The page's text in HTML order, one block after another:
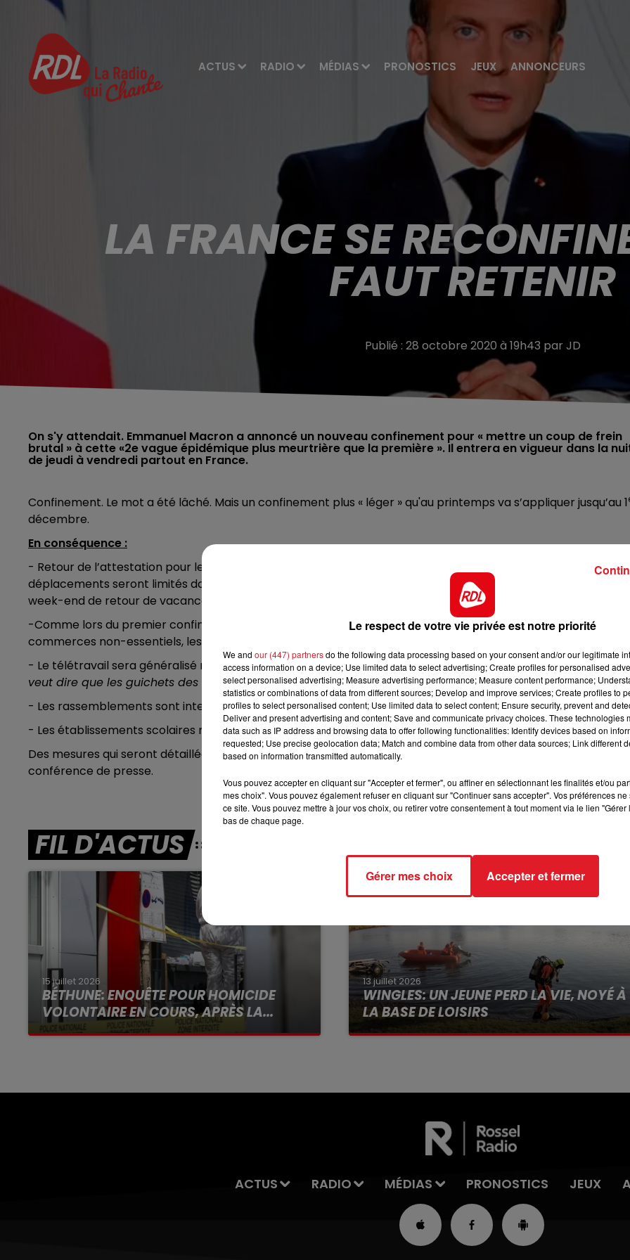
ACTUS RADIO MÉDIAS PRONOSTICS JEUX ANNONCEURS
7h00 - 10h00
DEBOUT C'EST L'HEURE RDL & VOUS
LA FRANCE SE
FAUT RETENIR
Publié : 28 octobre 2020 à 19h43 par JD
On s'y attendait. Emmanuel Macron a annoncé un nouveau confinement pour « mettre un coup de frein
brutal » à cette «2e vague épidémique plus meurtrière que la première ». Il entrera en vigueur dans la
de jeudi à vendredi partout en France.
Confinement. Le mot a été lâché. Mais un confinement plus « léger » qu'au printemps va s’appliquer jusqu’au 1
décembre.
En conséquence :
- Retour de l’attestation pour les déplacements. (Une individuelle, une employeur, et une pour les écoles).
déplacements seront limités dans un périmètre d’1km interdits entre les régions. Il y aura une tolérance pour
week-end de retour de vacances de la Toussaint.
-Comme lors du premier confinement, les établissements recevant du public ferment, comme les
commerces non-essentiels, les restaurants et les bars. Ils pourront continuer à livrer.
- Le télétravail sera généralisé mais'l'activité continuera avec plus d'intensité"qu'en mars et avril,"ce qui
veut dire que les guichets des services publics resteront ouverts"
- Les rassemblements sont interdits, mais les Ehpad et les maisons de retraite pourront être visités.
- Les établissements scolaires restent ouverts, avec un protocole sanitaire strict.
Des mesures qui seront détaillées demain jeudi à 18H30 par le Premier Ministre Jean Castex lors d’une
conférence de presse.
FIL D'ACTUS
15 juillet 2026
BÉTHUNE: ENQUÊTE POUR HOMICIDE
VOLONTAIRE EN COURS, APRÈS LA...
Selon les premiers éléments, le logement
13 juillet 2026
WINGLES: UN JEUNE PERD LA VIE, NOYÉ À
LA BASE DE LOISIRS
La victime a coulé à pic
ACTUS RADIO MÉDIAS PRONOSTICS JEUX
Le respect de votre vie privée est notre priorité
We and our (447) partnersdo the following data processing based on your consent and/or our legitimate
access information on a device; Use limited data to select advertising; Create profiles for personalised
select personalised advertising; Measure advertising performance; Measure content performance;
statistics or combinations of data from different sources; Develop and improve services; Create profiles to
profiles to select personalised content; Use limited data to select content; Ensure security, prevent and
Deliver and present advertising and content; Save and communicate privacy choices. These technologies
data such as IP address and browsing data to offer following functionalities: Identify devices based on
requested; Use precise geolocation data; Match and combine data from other data sources; Link different
based on information transmitted automatically.
Vous pouvez accepter en cliquant sur "Accepter et fermer", ou affiner en sélectionnant les finalités et/ou
mes choix". Vous pouvez également refuser en cliquant sur "Continuer sans accepter". Vos préférences
ce site. Vous pouvez mettre à jour vos choix, ou retirer votre consentement à tout moment via le lien
bas de chaque page.
Gérer mes choix Accepter et fermer